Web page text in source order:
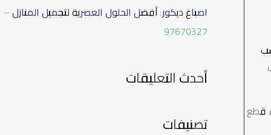
قطع
اصباغ ديكور: أفضل الحلول العصرية لتجميل المنازل –
97670327
أحدث التعليقات
تصنيفات